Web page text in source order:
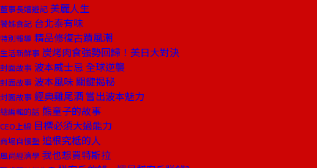
董事長嬉遊記 美麗人生
饕姊食記 台北泰有味
特別報導 精品修復古蹟風潮
生活新鮮事 炭烤肉食強勢回歸！美日大對決
封面故事 波本威士忌 全球逆襲
封面故事 波本風味 關鍵揭秘
封面故事 經典雞尾酒 嘗出波本魅力
總編輯的話 熊童子的故事
CEO上線 目標必須大過能力
商場自慢塾 追根究柢的人
風尚經濟學 我也想買特斯拉